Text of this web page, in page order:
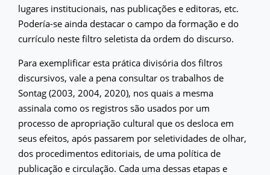
lugares institucionais, nas publicações e editoras, etc.
Podería-se ainda destacar o campo da formação e do
currículo neste filtro seletista da ordem do discurso.
Para exemplificar esta prática divisória dos filtros
discursivos, vale a pena consultar os trabalhos de
Sontag (2003, 2004, 2020), nos quais a mesma
assinala como os registros são usados por um
processo de apropriação cultural que os desloca em
seus efeitos, após passarem por seletividades de olhar,
dos procedimentos editoriais, de uma política de
publicação e circulação. Cada uma dessas etapas e